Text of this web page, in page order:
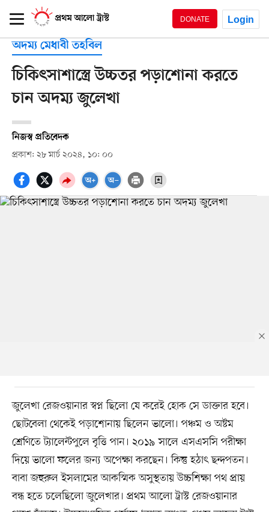
DONATE Login
অদম্য মেধাবী তহবিল
চিকিৎসাশাস্ত্রে উচ্চতর পড়াশোনা করতে
চান অদম্য জুলেখা
নিজস্ব প্রতিবেদক
প্রকাশ: ২৮ মার্চ ২০২৪, ১০: ০০
জুলেখা রেজওয়ানার স্বপ্ন ছিলো যে করেই হোক সে ডাক্তার হবে।
ছোটবেলা থেকেই পড়াশোনায় ছিলেন ভালো। পঞ্চম ও অষ্টম
শ্রেণিতে ট্যালেন্টপুলে বৃত্তি পান। ২০১৯ সালে এসএসসি পরীক্ষা
দিয়ে ভালো ফলের জন্য অপেক্ষা করছেন। কিন্তু হঠাৎ ছন্দপতন।
বাবা জহুরুল ইসলামের আকস্মিক অসুস্থতায় উচ্চশিক্ষা পথ প্রায়
বন্ধ হতে চলেছিলো জুলেখার। প্রথম আলো ট্রাস্ট রেজওয়ানার